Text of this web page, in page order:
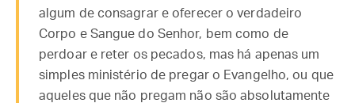
algum de consagrar e oferecer o verdadeiro
Corpo e Sangue do Senhor, bem como de
perdoar e reter os pecados, mas há apenas um
simples ministério de pregar o Evangelho, ou que
aqueles que não pregam não são absolutamente